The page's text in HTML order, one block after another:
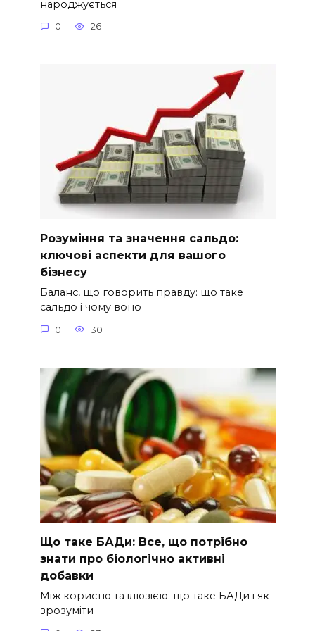
народжується
0 26
Розуміння та значення сальдо:
ключові аспекти для вашого
бізнесу
Баланс, що говорить правду: що таке
сальдо і чому воно
0 30
Що таке БАДи: Все, що потрібно
знати про біологічно активні
добавки
Між користю та ілюзією: що таке БАДи і як
зрозуміти